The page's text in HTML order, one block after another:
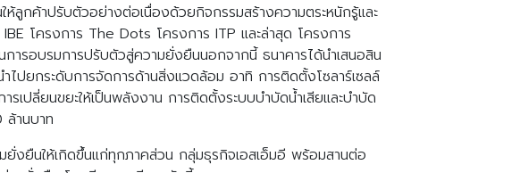
ลูกค้าปรับตัวอย่างต่อเนื่องด้วยกิจกรรมสร้างความตระหนักรู้และ
โครงการ The Dots โครงการ ITP และล่าสุด โครงการ
รอบรมการปรับตัวสู่ความยั่งยืนนอกจากนี้ ธนาคารได้นำเสนอสิน
ปยกระดับการจัดการด้านสิ่งแวดล้อม อาทิ การติดตั้งโซลาร์เซลล์
ปลี่ยนขยะให้เป็นพลังงาน การติดตั้งระบบบำบัดน้ำเสียและบำบัด
านบาท
งยืนให้เกิดขึ้นแก่ทุกภาคส่วน กลุ่มธุรกิจเอสเอ็มอี พร้อมสานต่อ